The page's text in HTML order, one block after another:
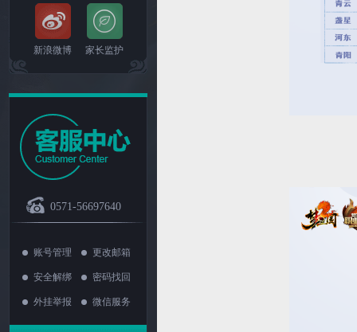
新浪微博 家长监护
0571-56697640
账号管理 更改邮箱
安全解绑 密码找回
外挂举报 微信服务